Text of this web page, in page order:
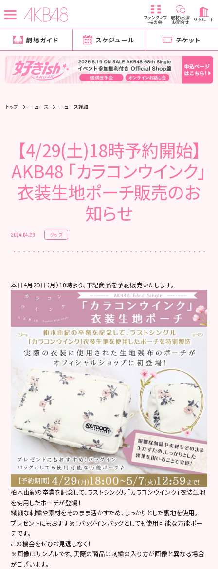
ファンクラブ
-柱の会-
取材/出演
お問合せ リクルート
劇場ガイド スケジュール チケット
トップ ニュース ニュース詳細
【4/29(土)18時予約開始】
AKB48 「カラコンウインク」
衣装生地ポーチ販売のお
知らせ
2024.04.29 グッズ
本日4月29日（月）18時より、下記商品を予約販売いたします。
柏木由紀の卒業を記念して、ラストシングル「カラコンウインク」衣装生地
を使用したポーチが登場！
繊細な刺繍や素材をそのまま活かすため、しっかりとした裏地を使用。
プレゼントにもおすすめ！バッグインバッグとしても使用可能な万能ポー
チです。
この機会をぜひお見逃しなく！
※画像はサンプルです。実際の商品は刺繍の入り方が画像と異なる場合
がございます。